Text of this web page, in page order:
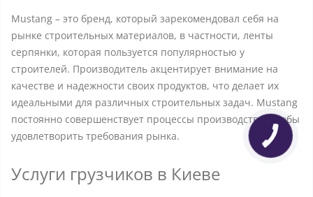
Mustang – это бренд, который зарекомендовал себя на
рынке строительных материалов, в частности, ленты
серпянки, которая пользуется популярностью у
строителей. Производитель акцентирует внимание на
качестве и надежности своих продуктов, что делает их
идеальными для различных строительных задач. Mustang
постоянно совершенствует процессы производства, чтобы
удовлетворить требования рынка.
Услуги грузчиков в Киеве